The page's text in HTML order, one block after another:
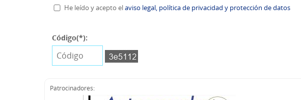
He leído y acepto elaviso legal, política de privacidad y protección de datos
Código(*):
Patrocinadores: